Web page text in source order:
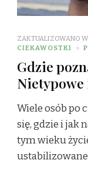
ZAKTUALIZOWANO
CIEKAWOSTKI
Gdzie
Nietypowe
Wiele osób po
się, gdzie i jak
tym wieku